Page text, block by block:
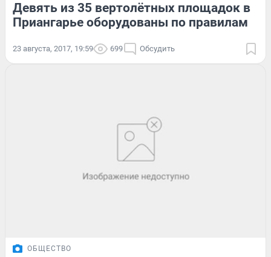
Девять из 35 вертолётных площадок в
Приангарье оборудованы по правилам
23 августа, 2017, 19:59 699 Обсудить
ОБЩЕСТВО